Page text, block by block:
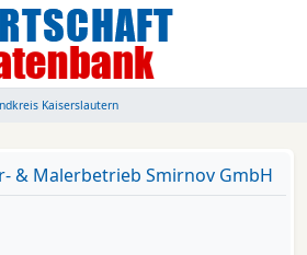
Kaiserslautern
& Malerbetrieb Smirnov GmbH